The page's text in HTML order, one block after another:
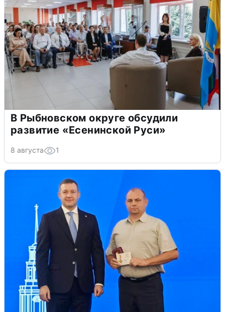
В Рыбновском округе обсудили
развитие «Есенинской Руси»
8 августа 1